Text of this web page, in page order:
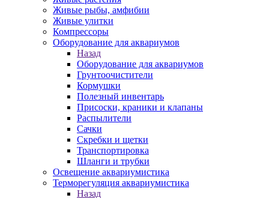
Живые рыбы, амфибии
Живые улитки
Компрессоры
Оборудование для аквариумов
Назад
Оборудование для аквариумов
Грунтоочистители
Кормушки
Полезный инвентарь
Присоски, краники и клапаны
Распылители
Сачки
Скребки и щетки
Транспортировка
Шланги и трубки
Освещение аквариумистика
Терморегуляция аквариумистика
Назад